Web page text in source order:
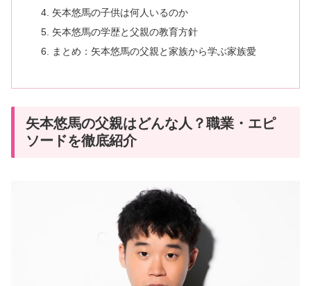
矢本悠馬の子供は何人いるのか
矢本悠馬の学歴と父親の教育方針
まとめ：矢本悠馬の父親と家族から学ぶ家族愛
矢本悠馬の父親はどんな人？職業・エピ
ソードを徹底紹介